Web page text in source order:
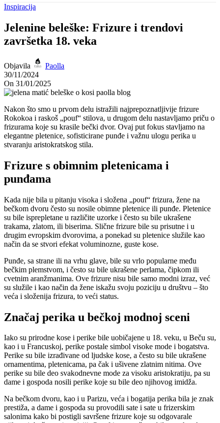
Inspiracija
Jelenine beleške: Frizure i trendovi
završetka 18. veka
Objavila
Paolla
30/11/2024
On 31/01/2025
Nakon što smo u prvom delu istražili najprepoznatljivije frizure
Rokokoa i raskoš „pouf“ stilova, u drugom delu nastavljamo priču o
frizurama koje su krasile bečki dvor. Ovaj put fokus stavljamo na
elegantne pletenice, sofisticirane punđe i važnu ulogu perika u
stvaranju aristokratskog stila.
Frizure s obimnim pletenicama i
punđama
Kada nije bila u pitanju visoka i složena „pouf“ frizura, žene na
bečkom dvoru često su nosile obimne pletenice ili punđe. Pletenice
su bile isprepletane u različite uzorke i često su bile ukrašene
trakama, zlatom, ili biserima. Slične frizure bile su prisutne i u
drugim evropskim dvorovima, a ponekad su pletenice služile kao
način da se stvori efekat voluminozne, guste kose.
Punđe, sa strane ili na vrhu glave, bile su vrlo popularne među
bečkim plemstvom, i često su bile ukrašene perlama, čipkom ili
cvetnim aranžmanima. Ove frizure nisu bile samo modni izraz, već
su služile i kao način da žene iskažu svoju poziciju u društvu – što
veća i složenija frizura, to veći status.
Značaj perika u bečkoj modnoj sceni
Iako su prirodne kose i perike bile uobičajene u 18. veku, u Beču su,
kao i u Francuskoj, perike postale simbol visoke mode i bogatstva.
Perike su bile izrađivane od ljudske kose, a često su bile ukrašene
ornamentima, pletenicama, pa čak i ušivene zlatnim nitima. Ove
perike su bile deo svakodnevne mode za visoku aristokratiju, pa su
dame i gospoda nosili perike koje su bile deo njihovog imidža.
Na bečkom dvoru, kao i u Parizu, veća i bogatija perika bila je znak
prestiža, a dame i gospoda su provodili sate i sate u frizerskim
salonima kako bi postigli savršene frizure koje su odgovarale